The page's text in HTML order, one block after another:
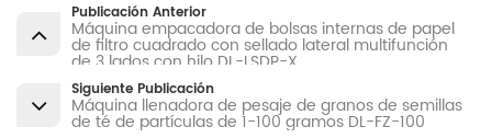
Publicación Anterior
Máquina empacadora de bolsas internas de papel
de filtro cuadrado con sellado lateral multifunción
de 3 lados con hilo DL-LSDP-X
Siguiente Publicación
Máquina llenadora de pesaje de granos de semillas
de té de partículas de 1-100 gramos DL-FZ-100